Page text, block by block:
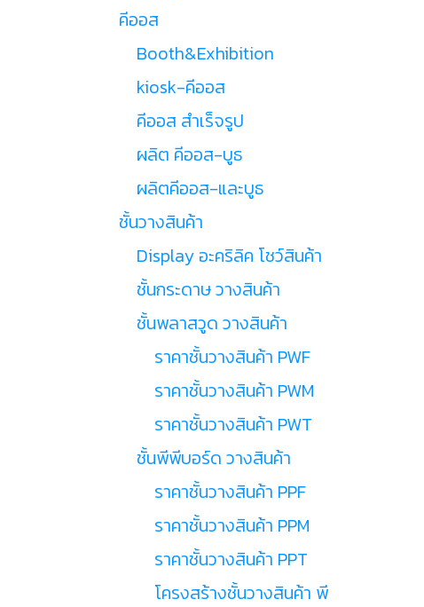
คีออส
Booth&Exhibition
kiosk-คีออส
คีออส สำเร็จรูป
ผลิต คีออส-บูธ
ผลิตคีออส-และบูธ
ชั้นวางสินค้า
Display อะคริลิค โชว์สินค้า
ชั้นกระดาษ วางสินค้า
ชั้นพลาสวูด วางสินค้า
ราคาชั้นวางสินค้า PWF
ราคาชั้นวางสินค้า PWM
ราคาชั้นวางสินค้า PWT
ชั้นพีพีบอร์ด วางสินค้า
ราคาชั้นวางสินค้า PPF
ราคาชั้นวางสินค้า PPM
ราคาชั้นวางสินค้า PPT
โครงสร้างชั้นวางสินค้า พี